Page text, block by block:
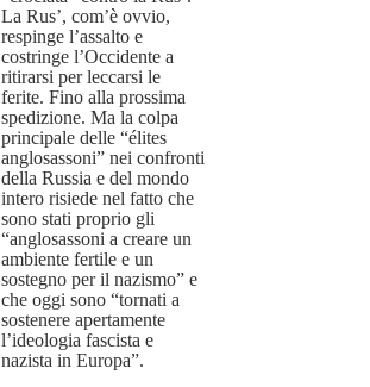
La Rus’, com’è ovvio,
respinge l’assalto e
costringe l’Occidente a
ritirarsi per leccarsi le
ferite. Fino alla prossima
spedizione. Ma la colpa
principale delle “élites
anglosassoni” nei confronti
della Russia e del mondo
intero risiede nel fatto che
sono stati proprio gli
“anglosassoni a creare un
ambiente fertile e un
sostegno per il nazismo” e
che oggi sono “tornati a
sostenere apertamente
l’ideologia fascista e
nazista in Europa”.